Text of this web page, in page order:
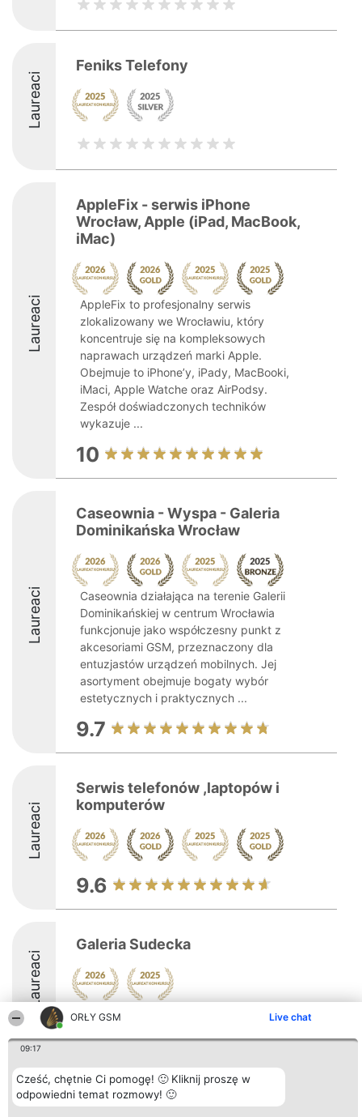
ORŁY GSM Live chat
09:17
Cześć, chętnie Ci pomogę! 🙂 Kliknij proszę w
odpowiedni temat rozmowy! 🙂
Laureaci
Feniks Telefony
Laureaci
AppleFix - serwis iPhone
Wrocław, Apple (iPad, MacBook,
iMac)
AppleFix to profesjonalny serwis
zlokalizowany we Wrocławiu, który
koncentruje się na kompleksowych
naprawach urządzeń marki Apple.
Obejmuje to iPhone’y, iPady, MacBooki,
iMaci, Apple Watche oraz AirPodsy.
Zespół doświadczonych techników
wykazuje ...
10
Laureaci
Caseownia - Wyspa - Galeria
Dominikańska Wrocław
Caseownia działająca na terenie Galerii
Dominikańskiej w centrum Wrocławia
funkcjonuje jako współczesny punkt z
akcesoriami GSM, przeznaczony dla
entuzjastów urządzeń mobilnych. Jej
asortyment obejmuje bogaty wybór
estetycznych i praktycznych ...
9.7
Laureaci
Serwis telefonów ,laptopów i
komputerów
9.6
Laureaci
Galeria Sudecka
8.8
Organizator plebiscytu
Bright Side Solutions sp. z o.
o. sp. k.
Plebiscyt
Laureaci
Lista
Kontakt